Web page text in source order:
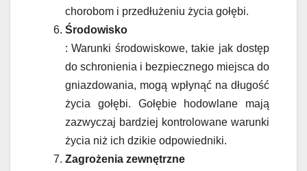
chorobom i przedłużeniu życia gołębi.
Środowisko
: Warunki środowiskowe, takie jak dostęp
do schronienia i bezpiecznego miejsca do
gniazdowania, mogą wpłynąć na długość
życia gołębi. Gołębie hodowlane mają
zazwyczaj bardziej kontrolowane warunki
życia niż ich dzikie odpowiedniki.
Zagrożenia zewnętrzne